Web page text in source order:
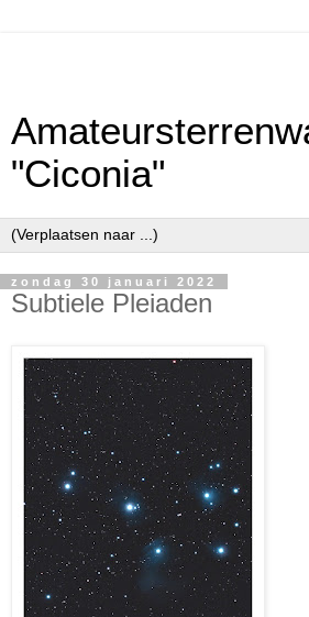
"Ciconia"
zondag 30 januari 2022
Subtiele Pleiaden